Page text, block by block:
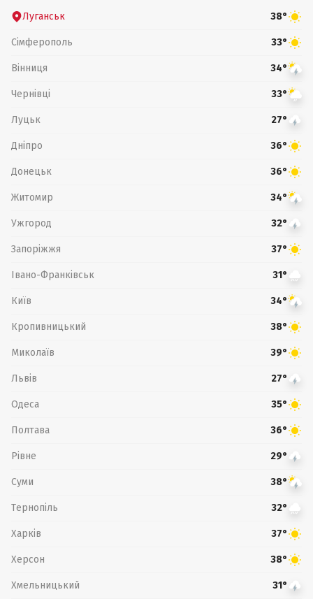
Луганськ 38°
Сімферополь 33°
Вінниця 34°
Чернівці 33°
Луцьк 27°
Дніпро 36°
Донецьк 36°
Житомир 34°
Ужгород 32°
Запоріжжя 37°
Івано-Франківськ 31°
Київ 34°
Кропивницький 38°
Миколаїв 39°
Львів 27°
Одеса 35°
Полтава 36°
Рівне 29°
Суми 38°
Тернопіль 32°
Харків 37°
Херсон 38°
Хмельницький 31°